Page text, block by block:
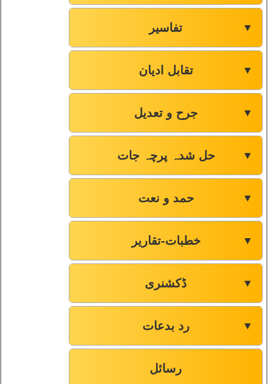
تفاسیر ▼
تقابل ادیان ▼
جرح و تعدیل ▼
حل شدہ پرچہ جات ▼
حمد و نعت ▼
خطبات-تقاریر ▼
ڈکشنری ▼
رد بدعات ▼
رسائل